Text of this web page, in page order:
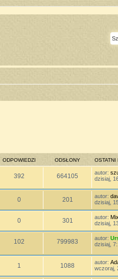
ODPOWIEDZI ODSŁONY OSTATNI
392 664105 autor:
dzisiaj,
0 201 autor:
dzisiaj,
0 301 autor:
dzisiaj,
102 799983 autor:
dzisiaj,
1 1088 autor:
wczoraj,